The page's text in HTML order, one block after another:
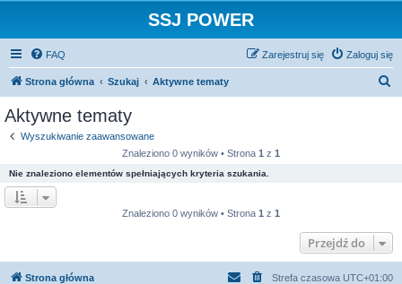
SSJ POWER
FAQ Zaloguj się
Zarejestruj się
Strona główna Szukaj Aktywne tematy
Aktywne tematy
Wyszukiwanie zaawansowane
Znaleziono 0 wyników • Strona 1 z 1
Nie znaleziono elementów spełniających kryteria szukania.
Znaleziono 0 wyników • Strona 1 z 1
Przejdź do
Strona główna Strefa czasowa UTC+01:00